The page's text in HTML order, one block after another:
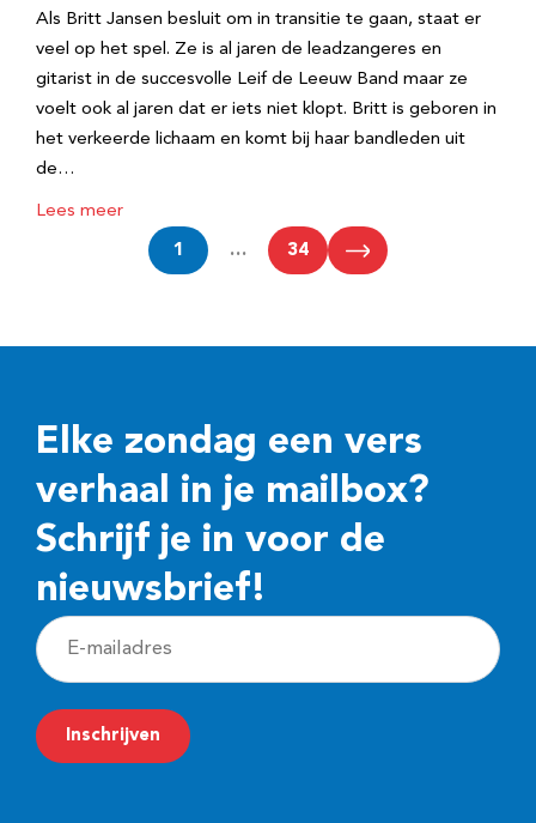
Als Britt Jansen besluit om in transitie te gaan, staat er
veel op het spel. Ze is al jaren de leadzangeres en
gitarist in de succesvolle Leif de Leeuw Band maar ze
voelt ook al jaren dat er iets niet klopt. Britt is geboren in
het verkeerde lichaam en komt bij haar bandleden uit
de…
Lees meer
1 … 34
Elke zondag een vers
verhaal in je mailbox?
Schrijf je in voor de
nieuwsbrief!
E
-
m
a
Inschrijven